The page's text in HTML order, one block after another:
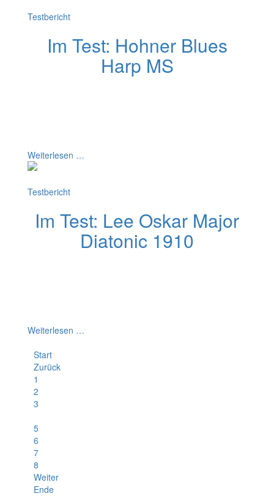
Testbericht
Im Test: Hohner Blues
Harp MS
Weiterlesen …
Testbericht
Im Test: Lee Oskar Major
Diatonic 1910
Weiterlesen …
Start
Zurück
1
2
3
5
6
7
8
Weiter
Ende